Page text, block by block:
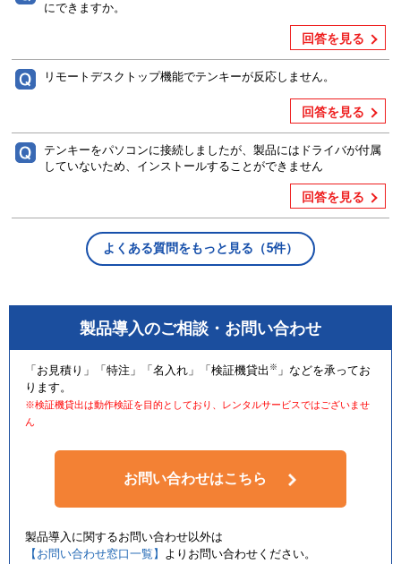
にできますか。
回答を見る
リモートデスクトップ機能でテンキーが反応しません。
回答を見る
テンキーをパソコンに接続しましたが、製品にはドライバが付属
していないため、インストールすることができません
回答を見る
よくある質問をもっと見る（5件）
製品導入のご相談・お問い合わせ
「お見積り」「特注」「名入れ」「検証機貸出 ※ 」などを承ってお
ります。
※検証機貸出は動作検証を目的としており、レンタルサービスではございませ
ん
お問い合わせはこちら
製品導入に関するお問い合わせ以外は
【お問い合わせ窓口一覧】 よりお問い合わせください。